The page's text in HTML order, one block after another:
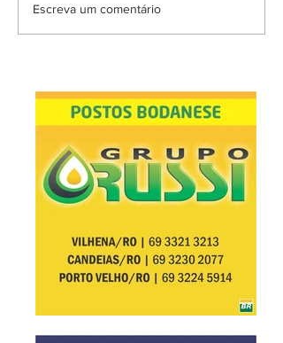
Escreva um comentário